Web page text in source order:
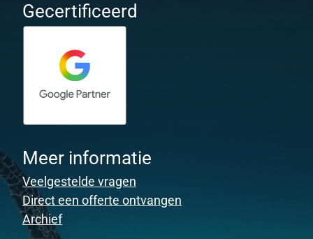
Gecertificeerd
Meer informatie
Veelgestelde vragen
Direct een offerte ontvangen
Archief